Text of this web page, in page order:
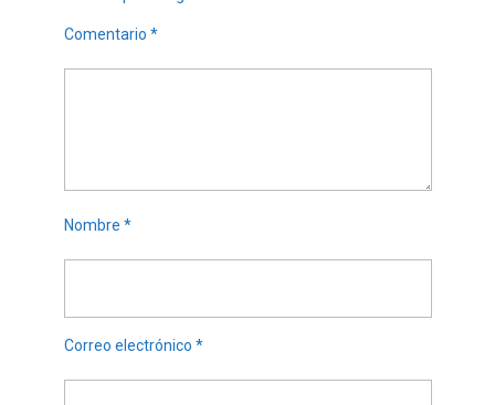
Comentario *
Nombre *
Correo electrónico *